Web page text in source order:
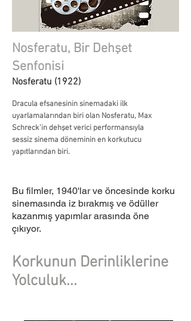
Nosferatu, Bir Dehşet
Senfonisi
Nosferatu (1922)
Dracula efsanesinin sinemadaki ilk
uyarlamalarından biri olan Nosferatu, Max
Schreck’in dehşet verici performansıyla
sessiz sinema döneminin en korkutucu
yapıtlarından biri.
Bu filmler, 1940'lar ve öncesinde korku
sinemasında iz bırakmış ve ödüller
kazanmış yapımlar arasında öne
çıkıyor.
Korkunun Derinliklerine
Yolculuk...